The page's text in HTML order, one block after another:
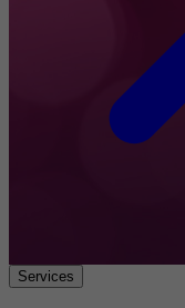
Services